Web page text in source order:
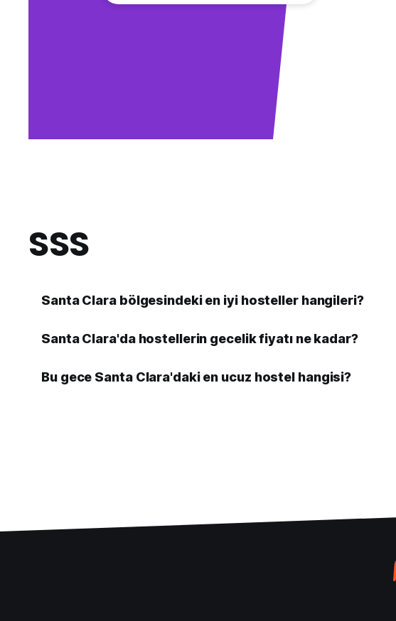
SSS
Santa Clara bölgesindeki en iyi hosteller hangileri?
Santa Clara'da hostellerin gecelik fiyatı ne kadar?
Bu gece Santa Clara'daki en ucuz hostel hangisi?